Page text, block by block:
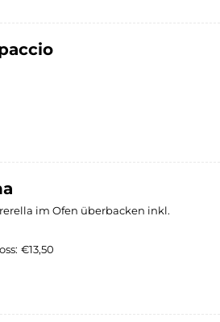
im Ofen überbacken inkl.
€13,50